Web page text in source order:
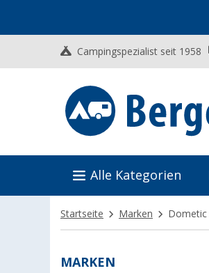
Campingspezialist seit 1958
Alle Kategorien
Startseite Marken Dometic
MARKEN